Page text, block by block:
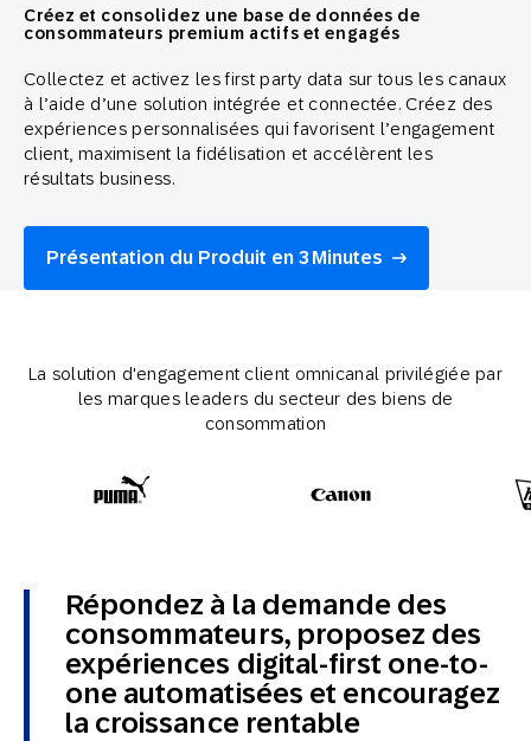
Créez et consolidez une base de données de
consommateurs premium actifs et engagés
Collectez et activez les first party data sur tous les canaux
à l’aide d’une solution intégrée et connectée. Créez des
expériences personnalisées qui favorisent l’engagement
client, maximisent la fidélisation et accélèrent les
résultats business.
Présentation du Produit en 3 Minutes
La solution d'engagement client omnicanal privilégiée par
les marques leaders du secteur des biens de
consommation
Répondez à la demande des
consommateurs, proposez des
expériences digital-first one-to-
one automatisées et encouragez
la croissance rentable